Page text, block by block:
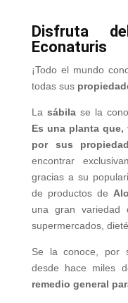
Disfruta
Econaturis
¡Todo el mundo
todas sus
La sábilase la
Es una planta
por sus
encontrar
gracias a su
de productos de
una gran variedad
supermercados,
Se la conoce, por
desde hace miles
remedio general